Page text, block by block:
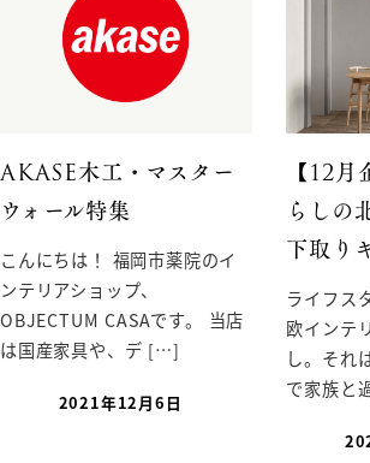
AKASE木工・マスター
ウォール特集
こんにちは！ 福岡市薬院のイ
ンテリアショップ、
OBJECTUM CASAです。 当店
は国産家具や、デ […]
2021年12月6日
【12月
らしの
下取り
ライフス
欧インテ
し。それ
で家族と